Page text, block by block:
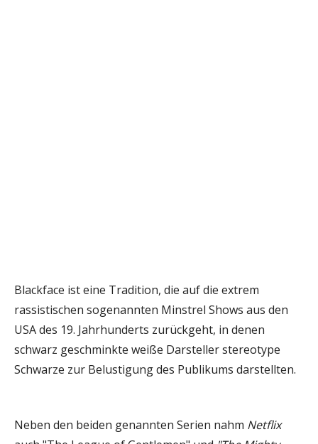
Blackface ist eine Tradition, die auf die extrem
rassistischen sogenannten Minstrel Shows aus den
USA des 19. Jahrhunderts zurückgeht, in denen
schwarz geschminkte weiße Darsteller stereotype
Schwarze zur Belustigung des Publikums darstellten.
Neben den beiden genannten Serien nahm Netflix